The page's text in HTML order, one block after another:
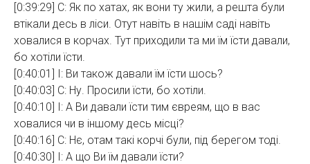
[0:39:29] С: Як по хатах, як вони ту жили, а решта були
втікали десь в ліси. Отут навіть в нашім саді навіть
ховалися в корчах. Тут приходили та ми їм їсти давали,
бо хотіли їсти.
[0:40:01] І: Ви також давали їм їсти шось?
[0:40:03] С: Ну. Просили їсти, бо хотіли.
[0:40:10] І: А Ви давали їсти тим євреям, що в вас
ховалися чи в іншому десь місці?
[0:40:16] С: Нє, отам такі корчі були, під берегом тоді.
[0:40:30] І: А що Ви їм давали їсти?